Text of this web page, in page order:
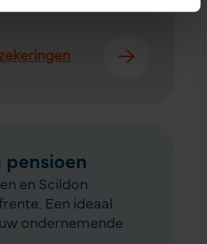
pensioen
en Scildon
Een ideaal
ondernemende